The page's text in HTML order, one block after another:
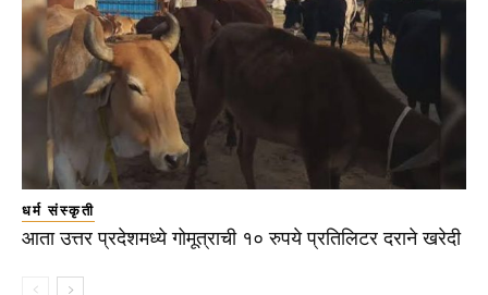
धर्म संस्कृती
आता उत्तर प्रदेशमध्ये गोमूत्राची १० रुपये प्रतिलिटर दराने खरेदी